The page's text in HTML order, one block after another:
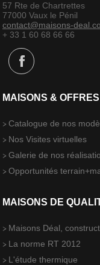
57 Rte de Chartrettes
77000 Vaux le Pénil
contact@maisons-
+ 33 1 60 68 66 66
MAISONS & OFFRES
Catalogue de nos
Nos Visites virtuelles
Galerie de nos
Opportunités
MAISONS DE
Maisons Déal,
La norme RT 2012
L'étude thermique